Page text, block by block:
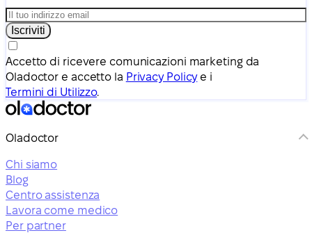
Iscriviti
Accetto di ricevere comunicazioni marketing da
Oladoctor e accetto la Privacy Policye i
Termini di Utilizzo.
Oladoctor
Chi siamo
Blog
Centro assistenza
Lavora come medico
Per partner